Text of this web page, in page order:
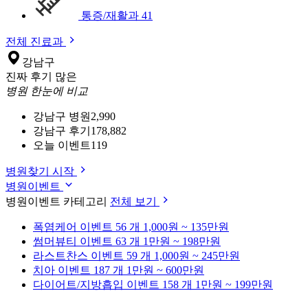
통증/재활과 41
전체 진료과
강남구
진짜 후기 많은
병원 한눈에 비교
강남구 병원 2,990
강남구 후기 178,882
오늘 이벤트119
병원찾기 시작
병원이벤트
병원이벤트 카테고리 전체 보기
폭염케어 이벤트 56 개 1,000원 ~ 135만원
썸머뷰티 이벤트 63 개 1만원 ~ 198만원
라스트찬스 이벤트 59 개 1,000원 ~ 245만원
치아 이벤트 187 개 1만원 ~ 600만원
다이어트/지방흡입 이벤트 158 개 1만원 ~ 199만원